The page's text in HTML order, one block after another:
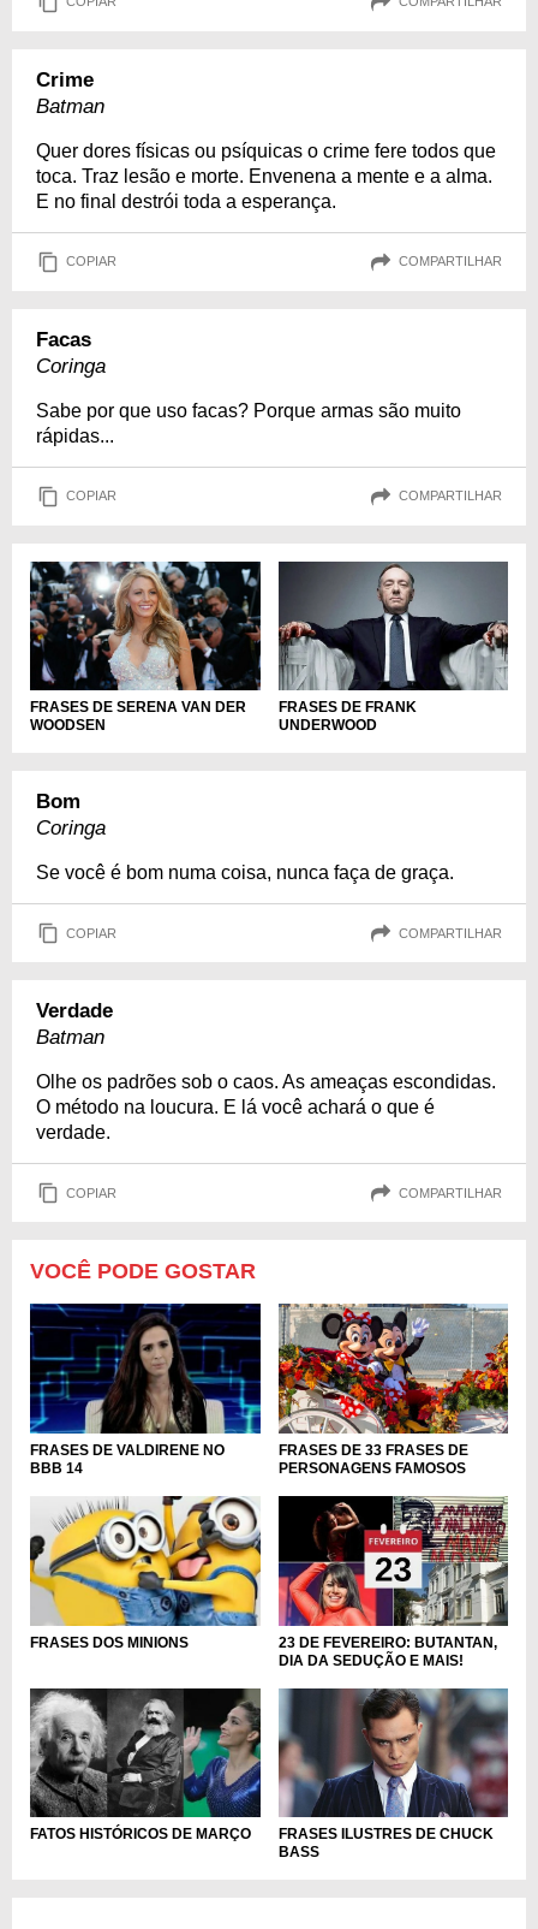
Crime
Batman
Quer dores físicas ou psíquicas o crime fere todos que
toca. Traz lesão e morte. Envenena a mente e a alma.
E no final destrói toda a esperança.
COPIAR COMPARTILHAR
Facas
Coringa
Sabe por que uso facas? Porque armas são muito
rápidas...
COPIAR COMPARTILHAR
FRASES DE SERENA VAN DER
WOODSEN
FRASES DE FRANK
UNDERWOOD
Bom
Coringa
Se você é bom numa coisa, nunca faça de graça.
COPIAR COMPARTILHAR
Verdade
Batman
Olhe os padrões sob o caos. As ameaças escondidas.
O método na loucura. E lá você achará o que é
verdade.
COPIAR COMPARTILHAR
VOCÊ PODE GOSTAR
FRASES DE VALDIRENE NO
BBB 14
FRASES DE 33 FRASES DE
PERSONAGENS FAMOSOS
FRASES DOS MINIONS
23 DE FEVEREIRO: BUTANTAN,
DIA DA SEDUÇÃO E MAIS!
FATOS HISTÓRICOS DE MARÇO
FRASES ILUSTRES DE CHUCK
BASS